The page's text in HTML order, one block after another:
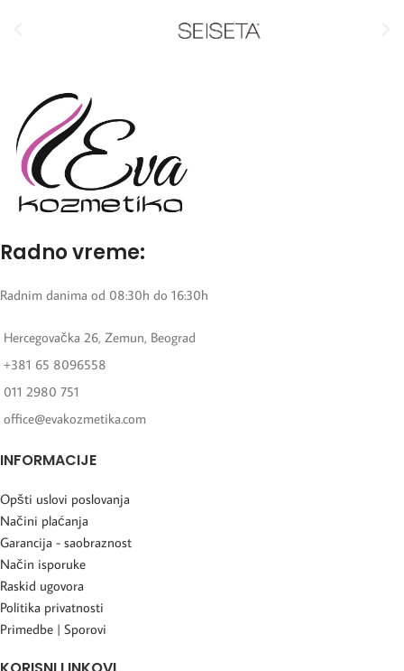
Radno vreme:
Radnim danima od 08:30h do 16:30h
Hercegovačka 26, Zemun, Beograd
+381 65 8096558
011 2980 751
office@evakozmetika.com
INFORMACIJE
Opšti uslovi poslovanja
Načini plaćanja
Garancija - saobraznost
Način isporuke
Raskid ugovora
Politika privatnosti
Primedbe | Sporovi